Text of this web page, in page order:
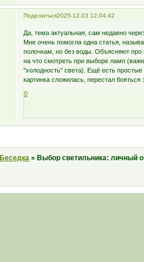
Поделиться2025-12-23 12:04:42
Да, тема актуальная, сам недавно
Мне очень помогла одна статья,
полочкам, но без воды. Объясняют про
на что смотреть при выборе ламп
"холодность" света). Ещё есть
картинка сложилась, перестал
0
Беседка » Выбор светильника: личный